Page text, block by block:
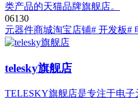
类产品的天猫品牌旗舰店。
06130
元器件商城淘宝店铺# 开发板#
telesky旗舰店
TELESKY旗舰店是专注于电